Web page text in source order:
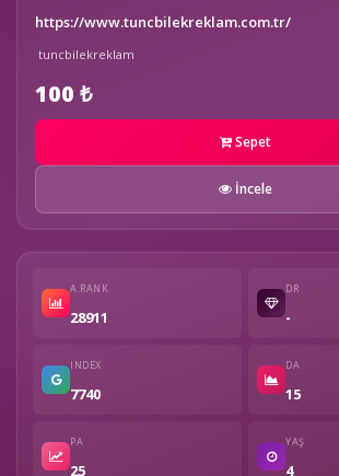
https://www.tuncbilekreklam.com.tr/
tuncbilekreklam
100 ₺
Sepet
İncele
A.RANK
28911
DR
-
INDEX
7740
DA
15
PA
25
YAŞ
4